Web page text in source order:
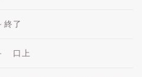
終了
口上